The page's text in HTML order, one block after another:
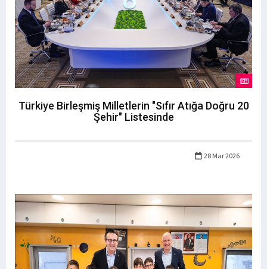
Türkiye Birleşmiş Milletlerin "Sıfır Atığa Doğru 20
Şehir" Listesinde
28 Mar 2026